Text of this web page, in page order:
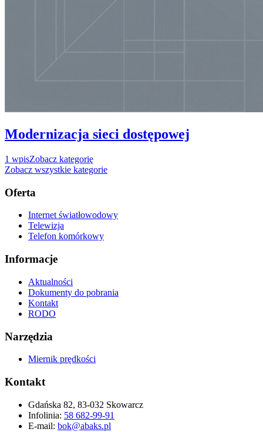
Modernizacja sieci dostępowej
1 wpisZobacz kategorię
Zobacz wszystkie kategorie
Oferta
Internet światłowodowy
Telewizja
Telefon komórkowy
Informacje
Aktualności
Dokumenty do pobrania
Kontakt
RODO
Narzędzia
Miernik prędkości
Kontakt
Gdańska 82, 83-032 Skowarcz
Infolinia: 58 682-99-91
E-mail: bok@abaks.pl